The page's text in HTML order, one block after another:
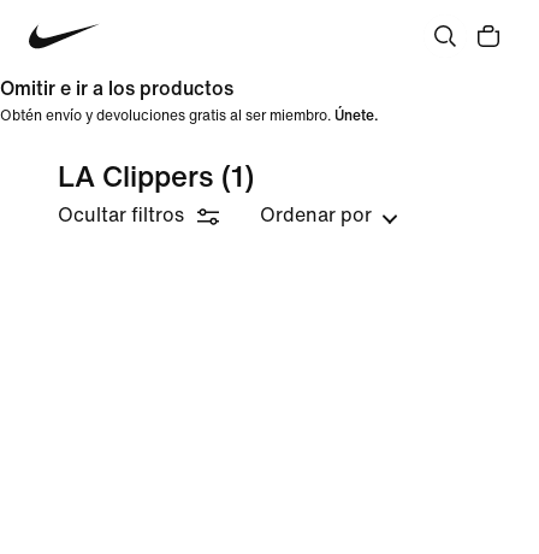
Omitir e ir a los productos
Obtén envío y devoluciones gratis al ser miembro. Únete.
LA Clippers (1)
Ocultar filtros Ordenar por